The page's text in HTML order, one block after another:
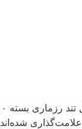
بسته ۱۰ عددی”
شده‌اند